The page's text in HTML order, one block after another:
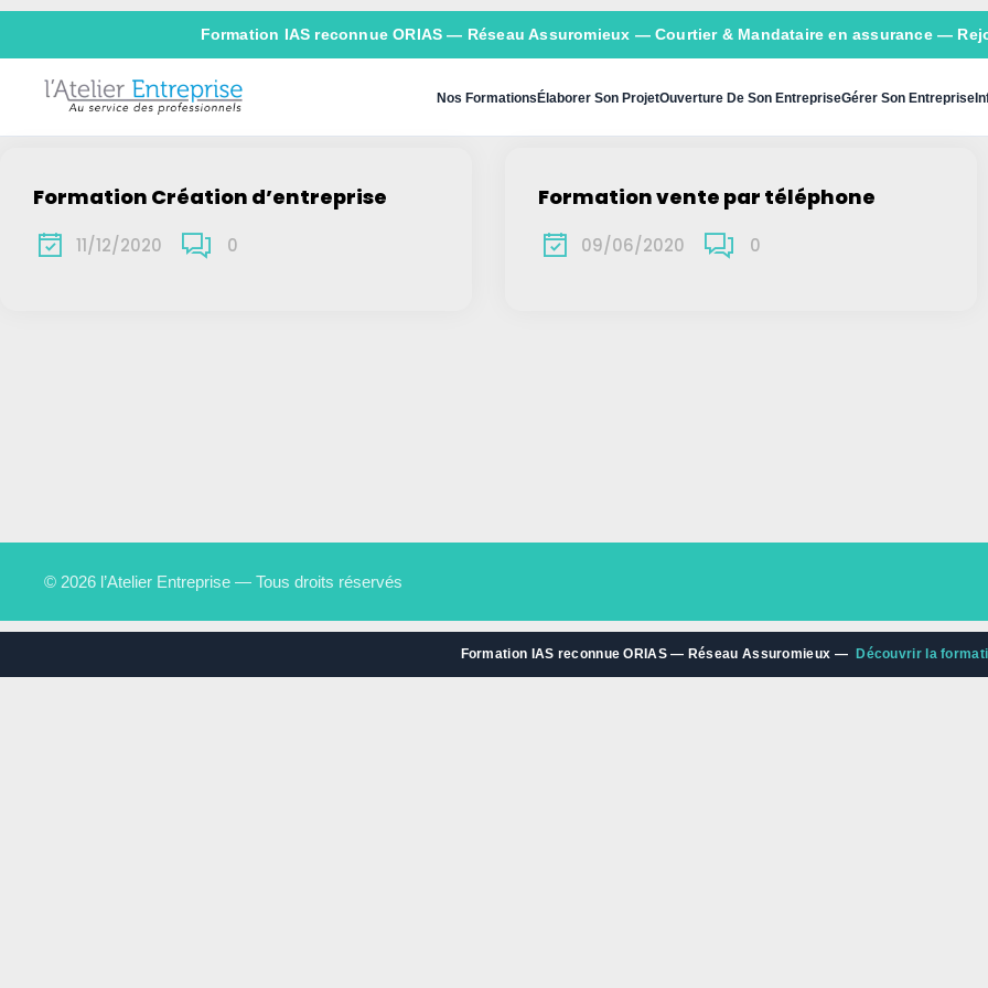
Formation IAS reconnue ORIAS — Réseau Assuromieux — Courtier & Mandataire en assurance —
Nos FormationsÉlaborer Son ProjetOuverture De Son EntrepriseGérer Son Entreprise
Formation Création d’entreprise
11/12/2020 0
Formation vente par téléphone
09/06/2020 0
© 2026 l’Atelier Entreprise — Tous droits réservés
Formation IAS reconnue ORIAS — Réseau Assuromieux — Découvrir la